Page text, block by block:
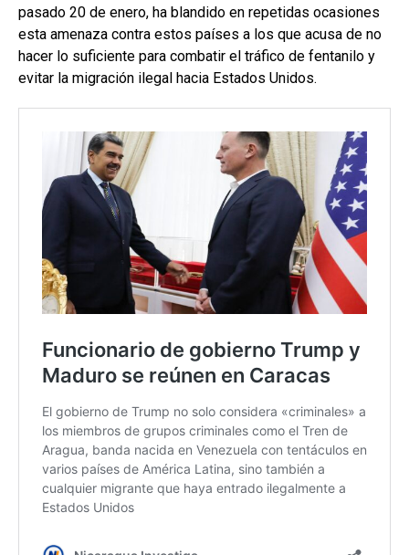
pasado 20 de enero, ha blandido en repetidas ocasiones
esta amenaza contra estos países a los que acusa de no
hacer lo suficiente para combatir el tráfico de fentanilo y
evitar la migración ilegal hacia Estados Unidos.